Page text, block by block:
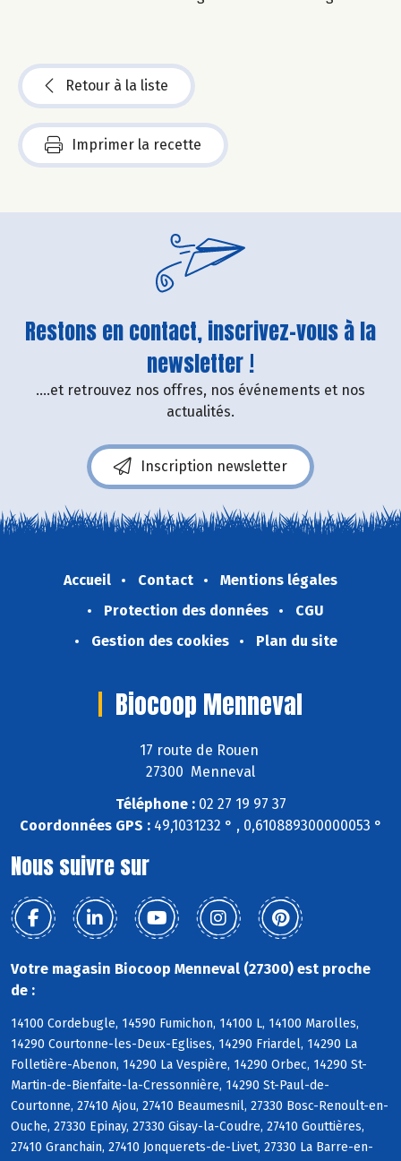
Retour à la liste
Imprimer la recette
Restons en contact, inscrivez-vous à la
newsletter !
....et retrouvez nos offres, nos événements et nos
actualités.
Inscription newsletter
Accueil Contact
Mentions légales
Protection des données
CGU
Gestion des cookies
Plan du site
Biocoop Menneval
17 route de Rouen
27300 Menneval
Téléphone :02 27 19 97 37
Coordonnées GPS :49,1031232 ° , 0,610889300000053 °
Nous suivre sur
Votre magasin Biocoop Menneval (27300) est proche
de :
14100 Cordebugle, 14590 Fumichon, 14100 L, 14100 Marolles,
14290 Courtonne-les-Deux-Eglises, 14290 Friardel, 14290 La
Folletière-Abenon, 14290 La Vespière, 14290 Orbec, 14290 St-
Martin-de-Bienfaite-la-Cressonnière, 14290 St-Paul-de-
Courtonne, 27410 Ajou, 27410 Beaumesnil, 27330 Bosc-Renoult-en-
Ouche, 27330 Epinay, 27330 Gisay-la-Coudre, 27410 Gouttières,
27410 Granchain, 27410 Jonquerets-de-Livet, 27330 La Barre-en-